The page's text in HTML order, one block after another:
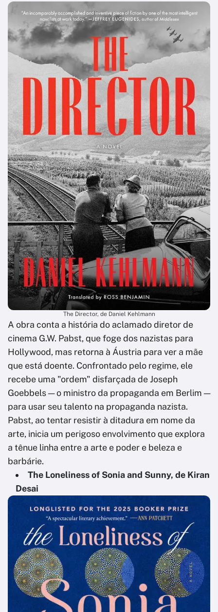
The Director, de Daniel Kehlmann
A obra conta a história do aclamado diretor de
cinema G.W. Pabst, que foge dos nazistas para
Hollywood, mas retorna à Áustria para ver a mãe
que está doente. Confrontado pelo regime, ele
recebe uma "ordem" disfarçada de Joseph
Goebbels — o ministro da propaganda em Berlim —
para usar seu talento na propaganda nazista.
Pabst, ao tentar resistir à ditadura em nome da
arte, inicia um perigoso envolvimento que explora
a tênue linha entre a arte e poder e beleza e
barbárie.
The Loneliness of Sonia and Sunny, de Kiran
Desai